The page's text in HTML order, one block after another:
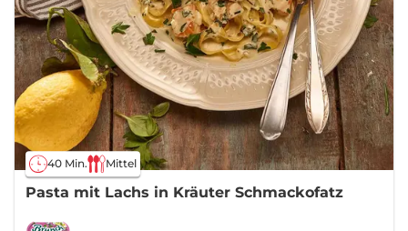
40 Min. Mittel
Pasta mit Lachs in Kräuter Schmackofatz